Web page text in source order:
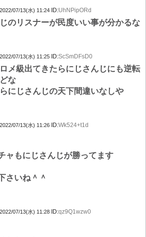
2022/07/13(水) 11:24 ID:UhNPipORd
のリスナーが民度いい事が分かるな
2022/07/13(水) 11:25 ID:ScSmDFsD0
メ級出てきたらにじさんじにも逆転
な
にじさんじの天下間違いなしや
2022/07/13(水) 11:26 ID:Wk524+t1d
ャもにじさんじが勝ってます
さいね＾＾
2022/07/13(水) 11:28 ID:qz9Q1wzw0